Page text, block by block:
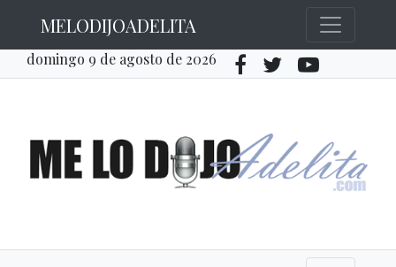
MELODIJOADELITA
domingo 9 de agosto de 2026